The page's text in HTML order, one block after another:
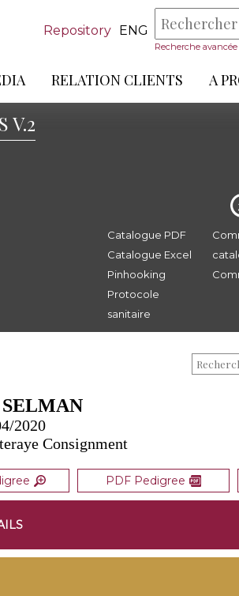
Repository ENG
Recherche avancée
RELATION CLIENTS A
V.2
Catalogue PDF
Catalogue Excel
Pinhooking
Protocole
sanitaire
2020
Consignment
PDF Pedigree